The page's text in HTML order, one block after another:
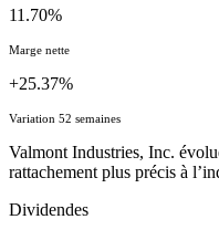
11.70%
Marge nette
+25.37%
Variation 52 semaines
Valmont Industries, Inc.
rattachement plus précis à
Dividendes